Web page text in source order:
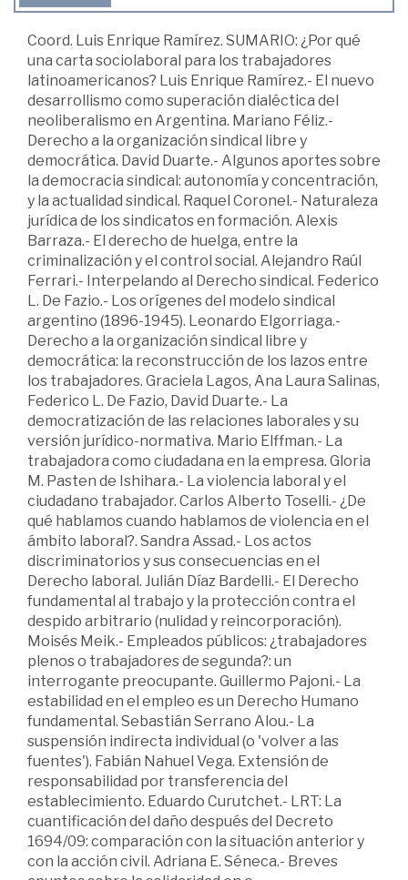
Coord. Luis Enrique Ramírez. SUMARIO: ¿Por qué
una carta sociolaboral para los trabajadores
latinoamericanos? Luis Enrique Ramírez.- El nuevo
desarrollismo como superación dialéctica del
neoliberalismo en Argentina. Mariano Féliz.-
Derecho a la organización sindical libre y
democrática. David Duarte.- Algunos aportes sobre
la democracia sindical: autonomía y concentración,
y la actualidad sindical. Raquel Coronel.- Naturaleza
jurídica de los sindicatos en formación. Alexis
Barraza.- El derecho de huelga, entre la
criminalización y el control social. Alejandro Raúl
Ferrari.- Interpelando al Derecho sindical. Federico
L. De Fazio.- Los orígenes del modelo sindical
argentino (1896-1945). Leonardo Elgorriaga.-
Derecho a la organización sindical libre y
democrática: la reconstrucción de los lazos entre
los trabajadores. Graciela Lagos, Ana Laura Salinas,
Federico L. De Fazio, David Duarte.- La
democratización de las relaciones laborales y su
versión jurídico-normativa. Mario Elffman.- La
trabajadora como ciudadana en la empresa. Gloria
M. Pasten de Ishihara.- La violencia laboral y el
ciudadano trabajador. Carlos Alberto Toselli.- ¿De
qué hablamos cuando hablamos de violencia en el
ámbito laboral?. Sandra Assad.- Los actos
discriminatorios y sus consecuencias en el
Derecho laboral. Julián Díaz Bardelli.- El Derecho
fundamental al trabajo y la protección contra el
despido arbitrario (nulidad y reincorporación).
Moisés Meik.- Empleados públicos: ¿trabajadores
plenos o trabajadores de segunda?: un
interrogante preocupante. Guillermo Pajoni.- La
estabilidad en el empleo es un Derecho Humano
fundamental. Sebastián Serrano Alou.- La
suspensión indirecta individual (o 'volver a las
fuentes'). Fabián Nahuel Vega. Extensión de
responsabilidad por transferencia del
establecimiento. Eduardo Curutchet.- LRT: La
cuantificación del daño después del Decreto
1694/09: comparación con la situación anterior y
con la acción civil. Adriana E. Séneca.- Breves